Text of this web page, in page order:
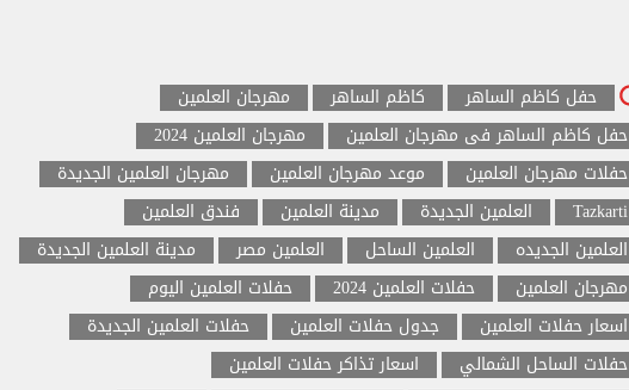
حفل كاظم الساهر كاظم الساهر
مهرجان العلمين
حفل كاظم الساهر فى مهرجان العلمين
مهرجان العلمين 2024
حفلات مهرجان العلمين
موعد مهرجان العلمين
مهرجان العلمين الجديدة
Tazkarti
العلمين الجديدة مدينة العلمين
فندق العلمين
العلمين الجديده
العلمين الساحل العلمين مصر
مدينة العلمين الجديدة
مهرجان العلمين
حفلات العلمين 2024
حفلات العلمين اليوم
اسعار حفلات العلمين
جدول حفلات العلمين
حفلات العلمين الجديدة
حفلات الساحل الشمالي
اسعار تذاكر حفلات العلمين